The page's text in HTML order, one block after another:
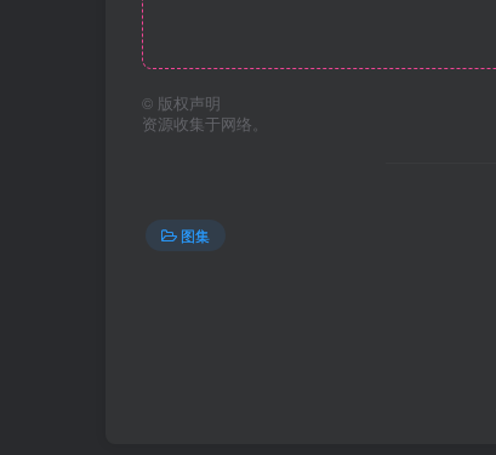
© 版权声明
资源收集于网络。
图集